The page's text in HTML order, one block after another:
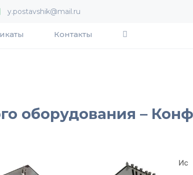
y.postavshik@mail.ru
Контакты Search
оборудования –